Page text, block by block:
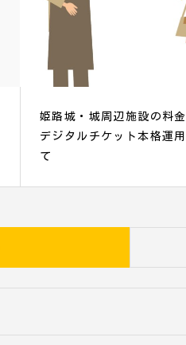
姫路城・城周辺施設の料
デジタルチケット本格運
て